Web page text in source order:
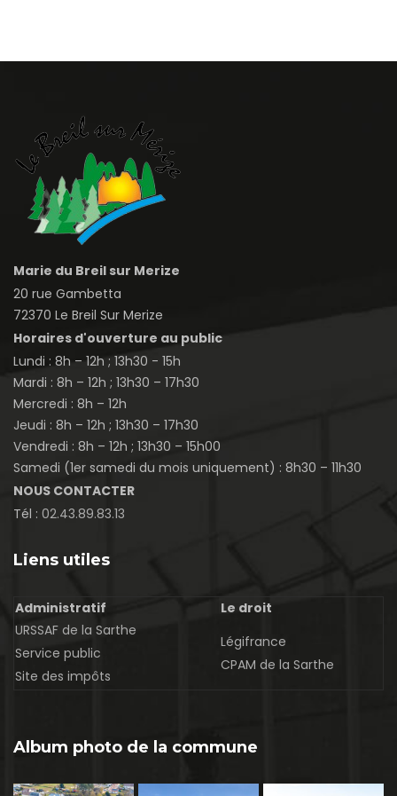
Marie du Breil sur Merize
20 rue Gambetta
72370 Le Breil Sur Merize
Horaires d'ouverture au public
Lundi : 8h – 12h ; 13h30 - 15h
Mardi : 8h – 12h ; 13h30 – 17h30
Mercredi : 8h – 12h
Jeudi : 8h – 12h ; 13h30 – 17h30
Vendredi : 8h – 12h ; 13h30 – 15h00
Samedi (1er samedi du mois uniquement) : 8h30 – 11h30
NOUS CONTACTER
Tél : 02.43.89.83.13
Liens utiles
Administratif
Le droit
URSSAF de la Sarthe
Service public
Site des impôts
Légifrance
CPAM de la Sarthe
Album photo de la commune